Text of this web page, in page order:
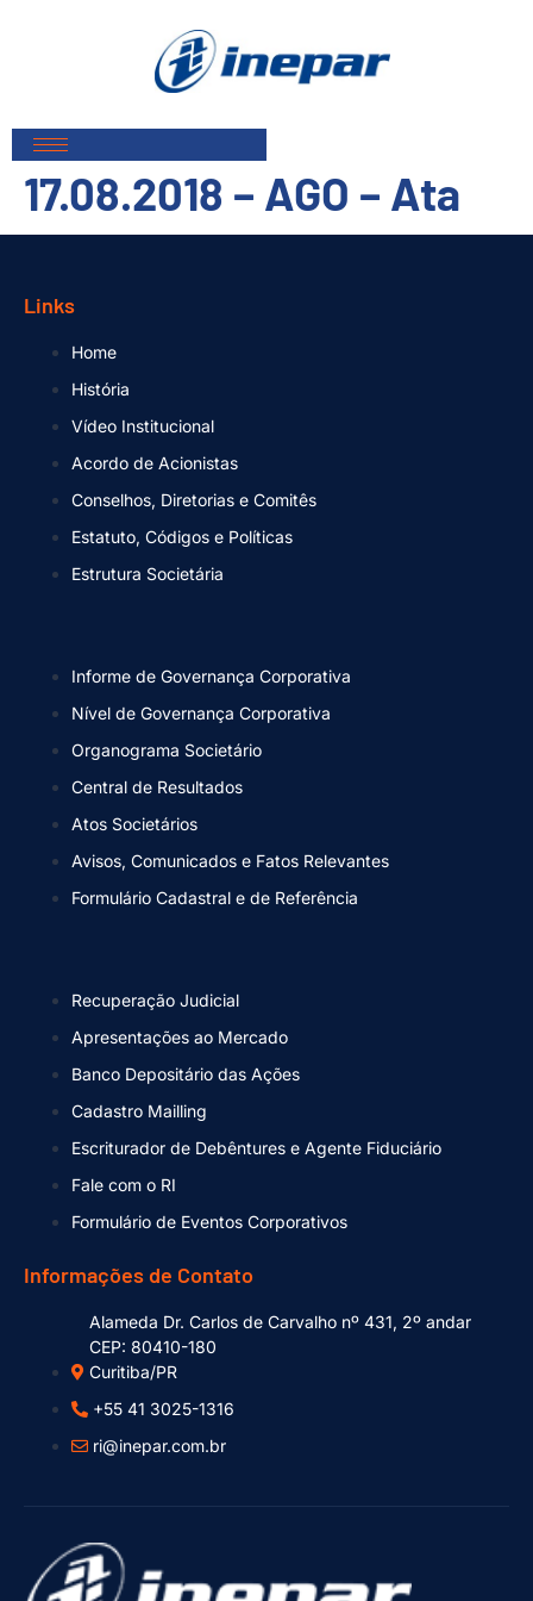
17.08.2018 – AGO – Ata
Links
Home
História
Vídeo Institucional
Acordo de Acionistas
Conselhos, Diretorias e Comitês
Estatuto, Códigos e Políticas
Estrutura Societária
Informe de Governança Corporativa
Nível de Governança Corporativa
Organograma Societário
Central de Resultados
Atos Societários
Avisos, Comunicados e Fatos Relevantes
Formulário Cadastral e de Referência
Recuperação Judicial
Apresentações ao Mercado
Banco Depositário das Ações
Cadastro Mailling
Escriturador de Debêntures e Agente Fiduciário
Fale com o RI
Formulário de Eventos Corporativos
Informações de Contato
Alameda Dr. Carlos de Carvalho nº 431, 2º andar
CEP: 80410-180
Curitiba/PR
+55 41 3025-1316
ri@inepar.com.br